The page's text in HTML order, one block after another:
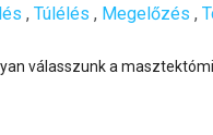
, Túlélés , Megelőzés ,
válasszunk a